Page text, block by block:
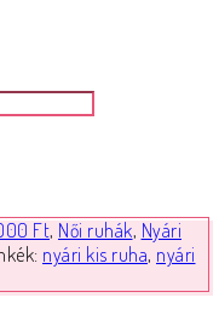
Ft, Női ruhák, Nyári
nyári kis ruha, nyári